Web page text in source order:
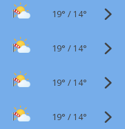
19° / 14°
19° / 14°
19° / 14°
19° / 14°